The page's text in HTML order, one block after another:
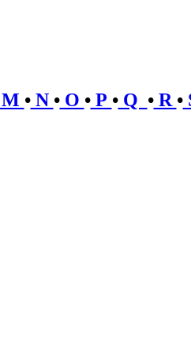
•N •O •P •Q •R •